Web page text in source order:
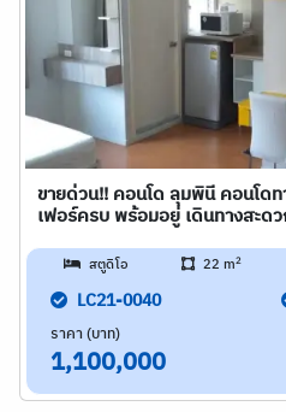
ขายด่วน!! คอนโด ลุมพินี คอนโด
เฟอร์ครบ พร้อมอยู่ เดินทางสะด
สตูดิโอ 22 m2
LC21-0040
ราคา (บาท)
1,100,000